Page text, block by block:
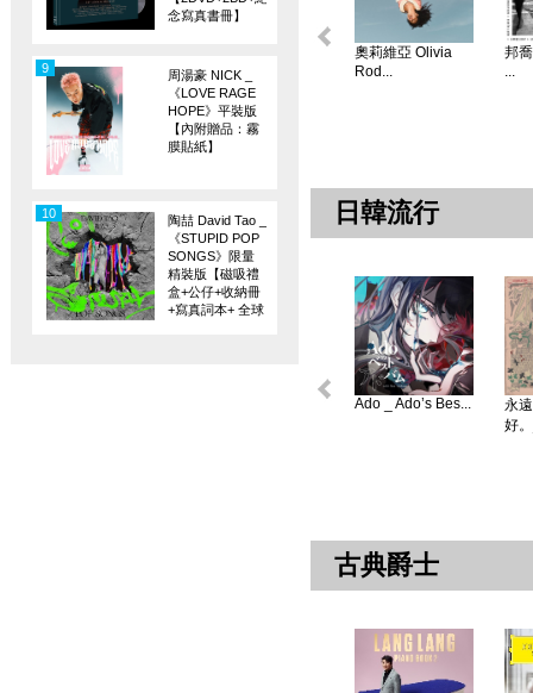
念寫真書冊】
周湯豪 NICK _
《LOVE RAGE
HOPE》平裝版
【內附贈品：霧
膜貼紙】
9
陶喆 David Tao _
《STUPID POP
SONGS》限量
精裝版【磁吸禮
盒+公仔+收納冊
+寫真詞本+ 全球
10
奧莉維亞 Olivia
Rod...
邦
...
日韓流行
Ado _ Ado’s Bes...
永
好
古典爵士